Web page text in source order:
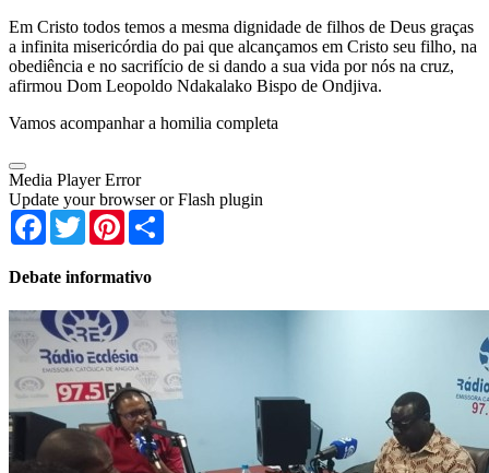
Em Cristo todos temos a mesma dignidade de filhos de Deus graças
a infinita misericórdia do pai que alcançamos em Cristo seu filho, na
obediência e no sacrifício de si dando a sua vida por nós na cruz,
afirmou Dom Leopoldo Ndakalako Bispo de Ondjiva.
Vamos acompanhar a homilia completa
Media Player Error
Update your browser or Flash plugin
Facebook
TwitterPinterest
Debate informativo